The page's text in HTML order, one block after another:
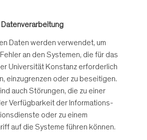
Daten werden verwendet, um
an den Systemen, die für das
Universität Konstanz erforderlich
einzugrenzen oder zu beseitigen.
auch Störungen, die zu einer
Verfügbarkeit der Informations-
oder zu einem
auf die Systeme führen können.